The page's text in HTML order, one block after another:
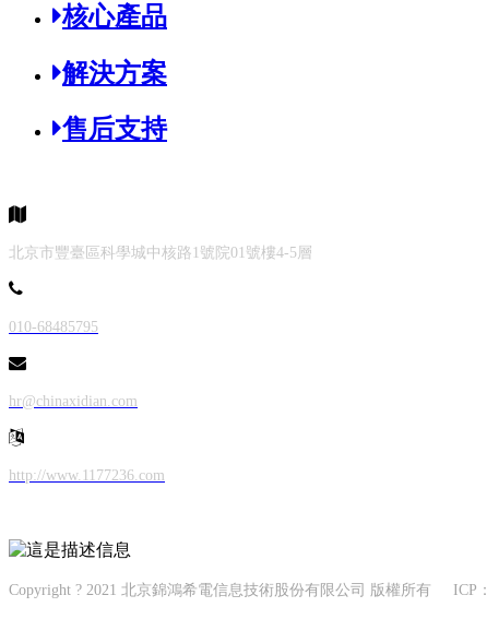
核心產品
解決方案
售后支持
北京市豐臺區科學城中核路1號院01號樓4-5層
010-68485795
hr@chinaxidian.com
http://www.1177236.com
Copyright ? 2021 北京錦鴻希電信息技術股份有限公司 版權所有 ICP：